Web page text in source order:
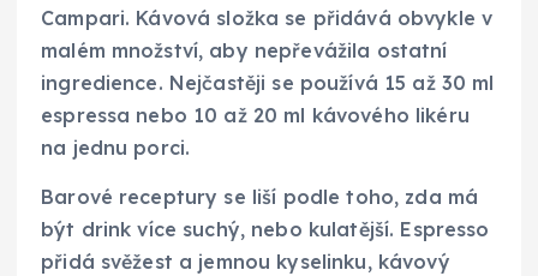
Campari. Kávová složka se přidává obvykle v
malém množství, aby nepřevážila ostatní
ingredience. Nejčastěji se používá 15 až 30 ml
espressa nebo 10 až 20 ml kávového likéru
na jednu porci.
Barové receptury se liší podle toho, zda má
být drink více suchý, nebo kulatější. Espresso
přidá svěžest a jemnou kyselinku, kávový